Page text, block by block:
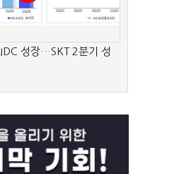
성장…SKT 2분기 성